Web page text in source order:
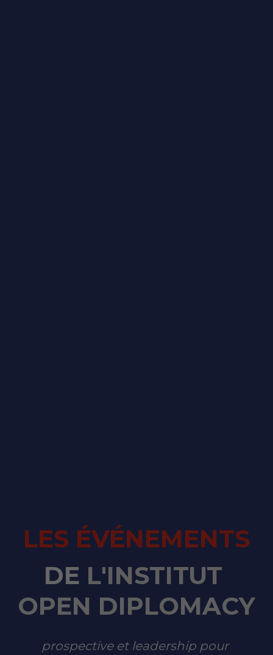
LES ÉVÉNEMENTS
DE L'INSTITUT
OPEN DIPLOMACY
prospective et leadership pour